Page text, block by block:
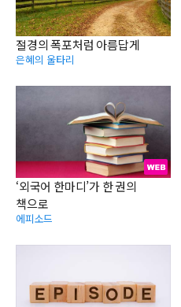
절경의 폭포처럼 아름답게
은혜의 울타리
‘외국어 한마디’가 한 권의
책으로
에피소드